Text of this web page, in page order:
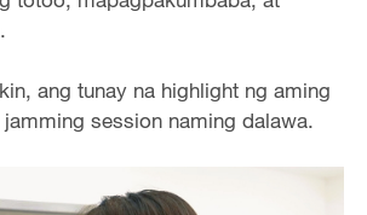
ang tunay na highlight ng aming
session naming dalawa.